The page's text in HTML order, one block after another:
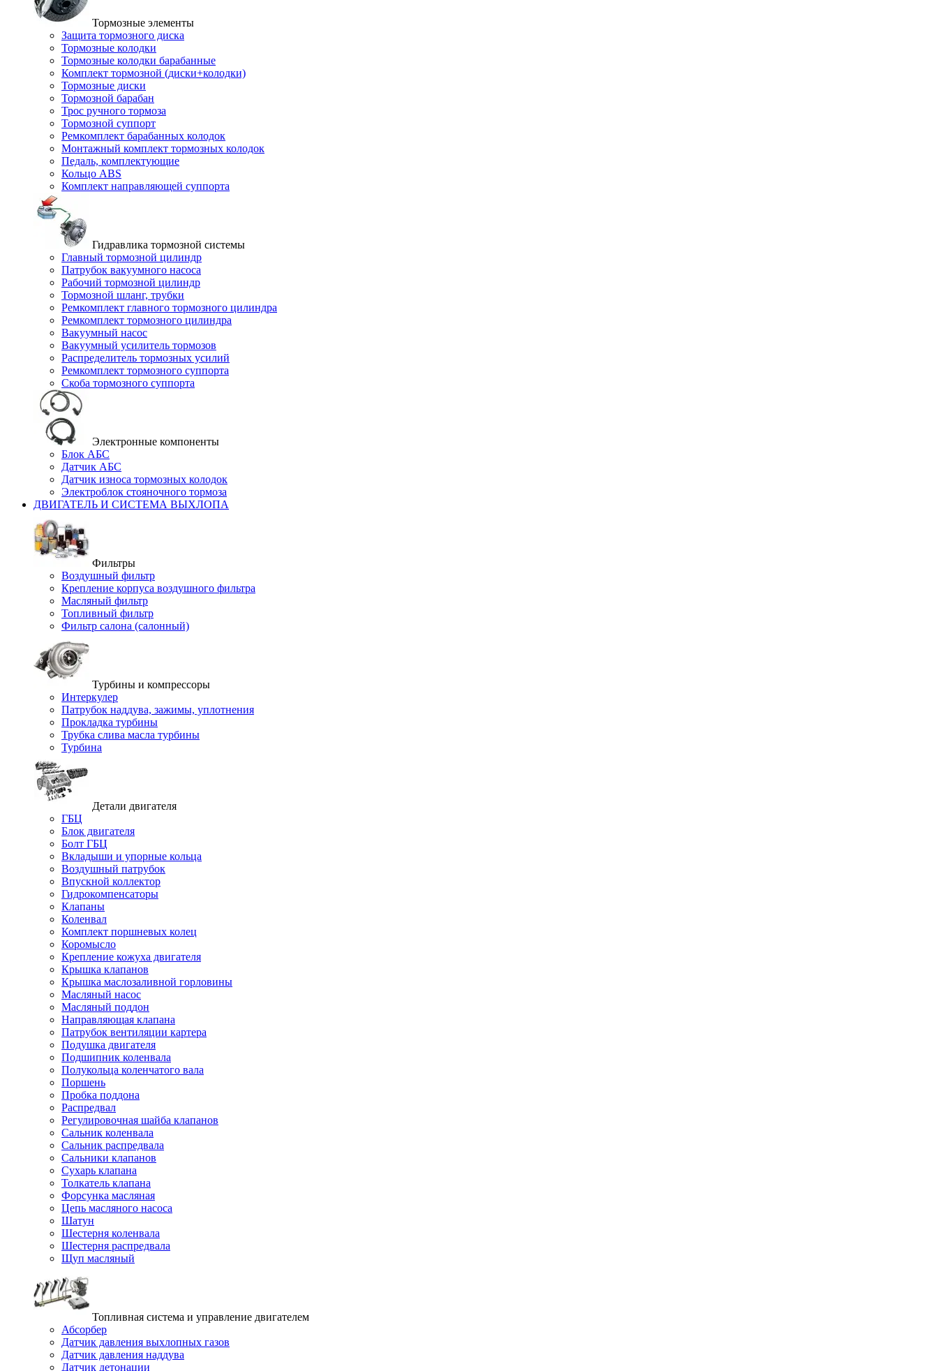
Тормозные элементы
Защита тормозного диска
Тормозные колодки
Тормозные колодки барабанные
Комплект тормозной (диски+колодки)
Тормозные диски
Тормозной барабан
Трос ручного тормоза
Тормозной суппорт
Ремкомплект барабанных колодок
Монтажный комплект тормозных колодок
Педаль, комплектующие
Кольцо ABS
Комплект направляющей суппорта
Гидравлика тормозной системы
Главный тормозной цилиндр
Патрубок вакуумного насоса
Рабочий тормозной цилиндр
Тормозной шланг, трубки
Ремкомплект главного тормозного цилиндра
Ремкомплект тормозного цилиндра
Вакуумный насос
Вакуумный усилитель тормозов
Распределитель тормозных усилий
Ремкомплект тормозного суппорта
Скоба тормозного суппорта
Электронные компоненты
Блок АБС
Датчик АБС
Датчик износа тормозных колодок
Электроблок стояночного тормоза
ДВИГАТЕЛЬ И СИСТЕМА ВЫХЛОПА
Фильтры
Воздушный фильтр
Крепление корпуса воздушного фильтра
Масляный фильтр
Топливный фильтр
Фильтр салона (салонный)
Турбины и компрессоры
Интеркулер
Патрубок наддува, зажимы, уплотнения
Прокладка турбины
Трубка слива масла турбины
Турбина
Детали двигателя
ГБЦ
Блок двигателя
Болт ГБЦ
Вкладыши и упорные кольца
Воздушный патрубок
Впускной коллектор
Гидрокомпенсаторы
Клапаны
Коленвал
Комплект поршневых колец
Коромысло
Крепление кожуха двигателя
Крышка клапанов
Крышка маслозаливной горловины
Масляный насос
Масляный поддон
Направляющая клапана
Патрубок вентиляции картера
Подушка двигателя
Подшипник коленвала
Полукольца коленчатого вала
Поршень
Пробка поддона
Распредвал
Регулировочная шайба клапанов
Сальник коленвала
Сальник распредвала
Сальники клапанов
Сухарь клапана
Толкатель клапана
Форсунка масляная
Цепь масляного насоса
Шатун
Шестерня коленвала
Шестерня распредвала
Щуп масляный
Топливная система и управление двигателем
Абсорбер
Датчик давления выхлопных газов
Датчик давления наддува
Датчик детонации